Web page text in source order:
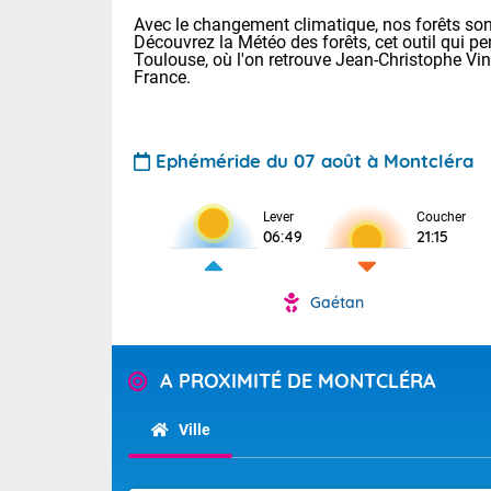
Avec le changement climatique, nos forêts
Découvrez la Météo des forêts, cet outil qui
Toulouse, où l'on retrouve Jean-Christophe
France.
Ephéméride du 07 août à Montcléra
Lever
06:49
Coucher
21:15
Gaétan
A PROXIMITÉ DE MONTCLÉRA
Ville
Voici les
31 Lyon : 35
: 32 Nancy :
Très
donnent